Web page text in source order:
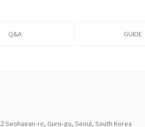
Q&A GUIDE
Seohaean-ro, Guro-gu, Seoul, South Korea